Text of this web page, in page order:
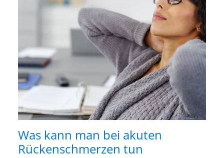
Was kann man bei akuten
Rückenschmerzen tun